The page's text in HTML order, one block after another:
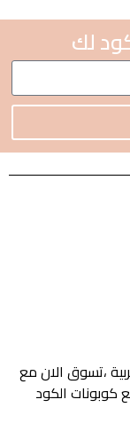
لك
،تسوق الان مع
كوبونات الكود